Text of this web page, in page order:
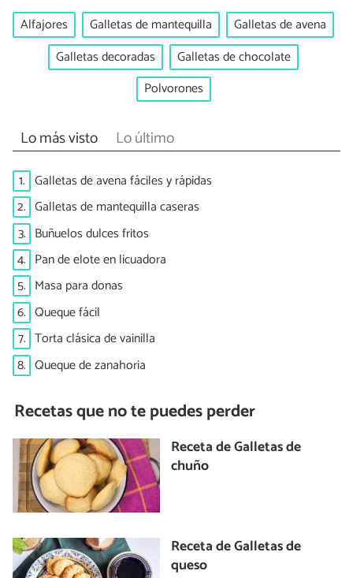
Alfajores Galletas de mantequilla
Galletas de avena
Galletas decoradas
Galletas de chocolate
Polvorones
Lo más visto Lo último
1. Galletas de avena fáciles y rápidas
2. Galletas de mantequilla caseras
3. Buñuelos dulces fritos
4. Pan de elote en licuadora
5. Masa para donas
6. Queque fácil
7. Torta clásica de vainilla
8. Queque de zanahoria
Recetas que no te puedes perder
Receta de Galletas de
chuño
Receta de Galletas de
queso